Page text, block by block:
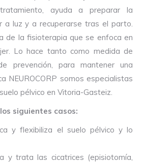
ayuda a preparar la
a luz y a recuperarse tras el parto.
de la fisioterapia que se enfoca en
Lo hace tanto como medida de
prevención, para mantener una
NEUROCORP somos especialistas
pélvico en Vitoria-Gasteiz.
siguientes casos:
y flexibiliza el suelo pélvico y lo
y trata las cicatrices (episiotomía,